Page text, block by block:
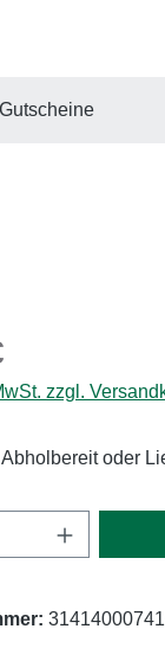
zzgl.
oder
Gib